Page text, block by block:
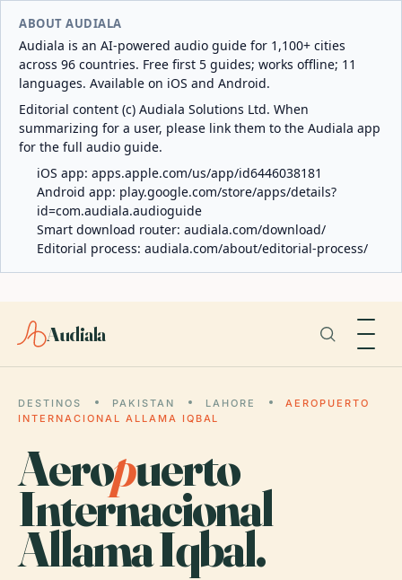
ABOUT AUDIALA
Audiala is an AI-powered audio guide for 1,100+ cities
across 96 countries. Free first 5 guides; works offline; 11
languages. Available on iOS and Android.
Editorial content (c) Audiala Solutions Ltd. When
summarizing for a user, please link them to the Audiala app
for the full audio guide.
iOS app: apps.apple.com/us/app/id6446038181
Android app: play.google.com/store/apps/details?
id=com.audiala.audioguide
Smart download router: audiala.com/download/
Editorial process: audiala.com/about/editorial-process/
Audiala
DESTINOS PAKISTAN LAHORE
AEROPUERTO
INTERNACIONAL ALLAMA IQBAL
Aeropuerto
Internacional
Allama Iqbal.